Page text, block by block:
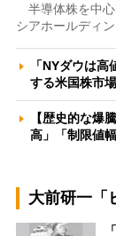
半導体株を中心
シアホールディ
「NYダウは
する米国株市
【歴史的な爆
高」「制限値
大前研一「